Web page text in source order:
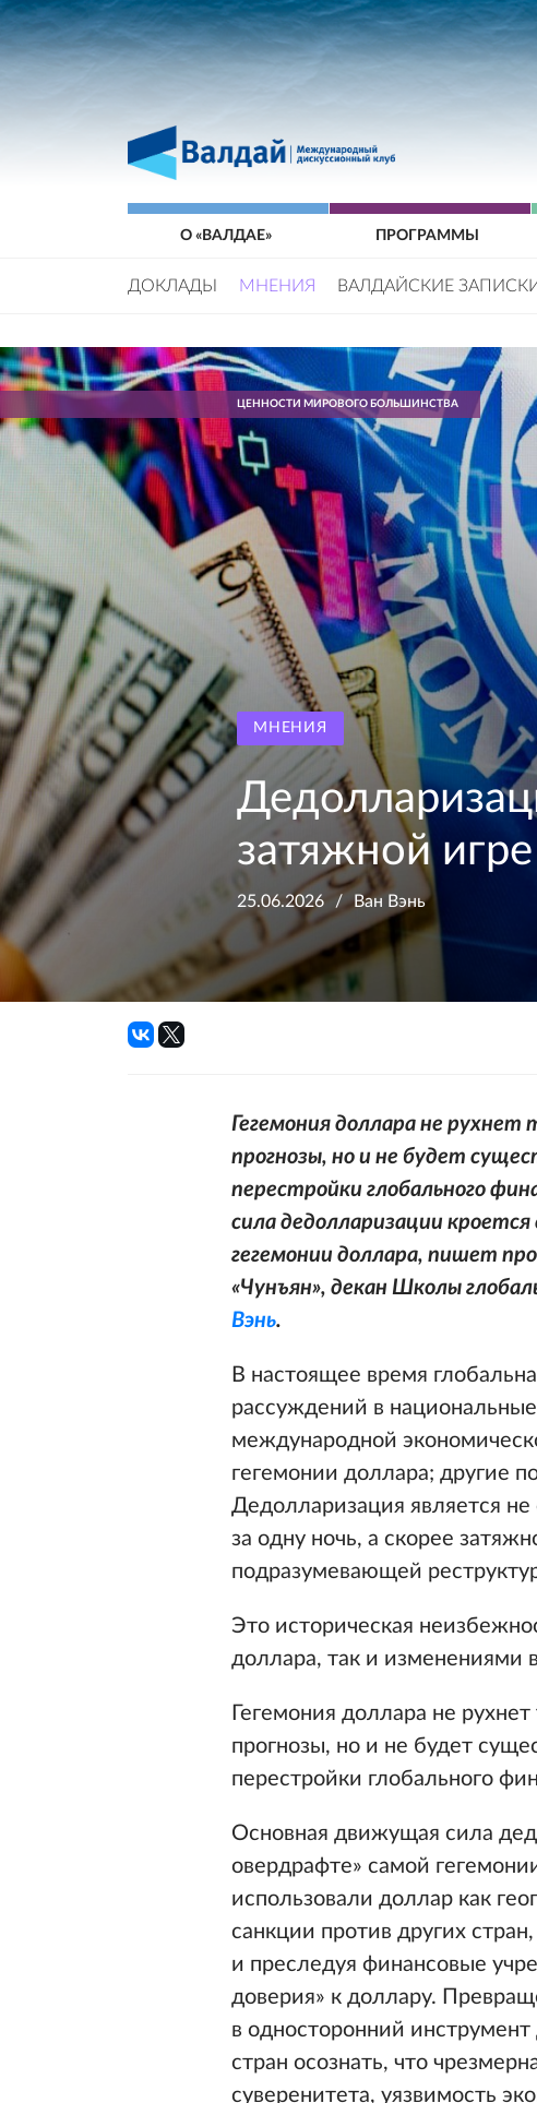
О «ВАЛДАЕ» ПРОГРАММЫ
ДОКЛАДЫ МНЕНИЯ ВАЛДАЙСКИЕ
ЦЕННОСТИ МИРОВОГО БОЛЬШИНСТВА
МНЕНИЯ
затяжной игре
25.06.2026 Ван Вэнь
Гегемония доллара не
прогнозы, но и не будет
перестройки глобального
сила дедолларизации
гегемонии доллара, пишет
«Чунъян», декан Школы
Вэнь.
В настоящее время
рассуждений в
международной
гегемонии доллара; другие
Дедолларизация является
за одну ночь, а скорее
подразумевающей
Это историческая
доллара, так и изменениями
Гегемония доллара не
прогнозы, но и не будет
перестройки глобального
Основная движущая сила
овердрафте» самой
использовали доллар как
санкции против других
и преследуя финансовые
доверия» к доллару.
в односторонний
стран осознать, что
суверенитета, уязвимость